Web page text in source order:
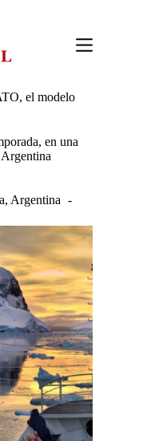
el modelo
en una
, Argentina